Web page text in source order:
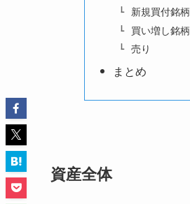
新規買付銘柄
買い増し銘柄
売り
まとめ
資産全体